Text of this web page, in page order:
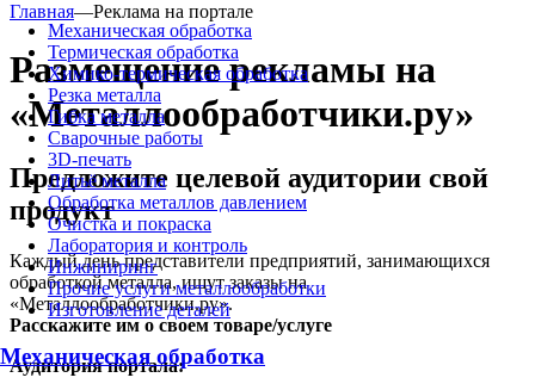
Механическая обработка
Термическая обработка
Химико-термическая обработка
Резка металла
Гибка металла
Сварочные работы
3D-печать
Литьё металла
Обработка металлов давлением
Очистка и покраска
Лаборатория и контроль
Инжиниринг
Прочие услуги металлообработки
Изготовление деталей
Механическая обработка
Главная—Реклама на портале
Размещение рекламы на
«Металлообработчики.ру»
Предложите целевой аудитории свой
продукт
Каждый день представители предприятий, занимающихся
обработкой металла, ищут заказы на
«Металлообработчики.ру».
Расскажите им о своем товаре/услуге
Аудитория портала: